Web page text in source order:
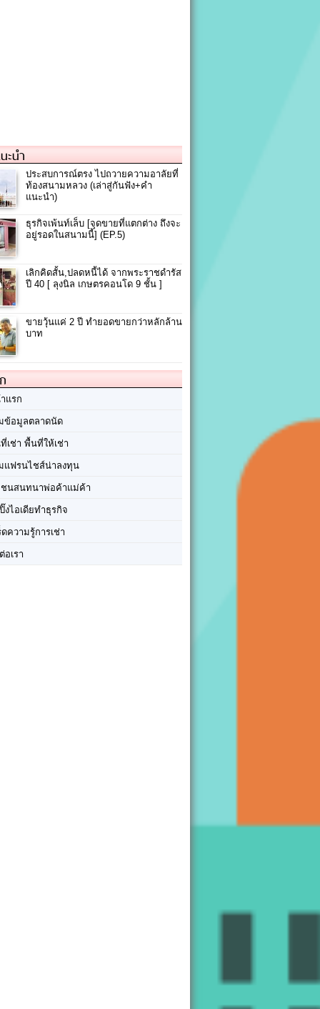
ะนำ
ประสบการณ์ตรง ไปถวายความอาลัยที่
ท้องสนามหลวง (เล่าสู่กันฟัง+คำ
แนะนำ)
ธุรกิจเพ้นท์เล็บ [จุดขายที่แตกต่าง ถึงจะ
อยู่รอดในสนามนี้] (EP.5)
เลิกคิดสั้น,ปลดหนี้ได้ จากพระราชดำรัส
ปี 40 [ ลุงนิล เกษตรคอนโด 9 ชั้น ]
ขายวุ้นแค่ 2 ปี ทำยอดขายกว่าหลักล้าน
บาท
แรก
ข้อมูลตลาดนัด
เช่า พื้นที่ให้เช่า
แฟรนไชส์น่าลงทุน
นสนทนาพ่อค้าแม่ค้า
งไอเดียทำธุรกิจ
ดความรู้การเช่า
อเรา